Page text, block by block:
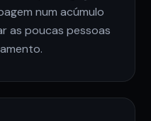
num acúmulo
as poucas pessoas